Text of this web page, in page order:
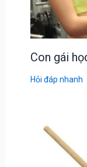
Con gái
Hỏi đáp nhanh